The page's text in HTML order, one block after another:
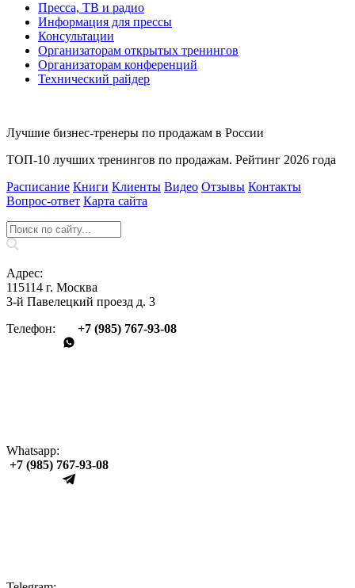
Пресса, ТВ и радио
Информация для прессы
Консультации
Организаторам открытых тренингов
Организаторам конференций
Технический райдер
Лучшие бизнес-тренеры по продажам в России
ТОП-10 лучших тренингов по продажам. Рейтинг 2026 года
Расписание Книги Клиенты Видео Отзывы Контакты
Вопрос‑ответ Карта сайта
Адрес:
115114 г. Москва
3-й Павелецкий проезд д. 3
Телефон: +7 (985) 767‑93‑08
Whatsapp:
+7 (985) 767‑93‑08